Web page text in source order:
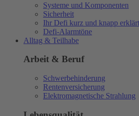
Systeme und Komponenten
Sicherheit
Ihr Defi kurz und knapp erklärt
Defi-Alarmtöne
Alltag & Teilhabe
Arbeit & Beruf
Schwerbehinderung
Rentenversicherung
Elektromagnetische Strahlung